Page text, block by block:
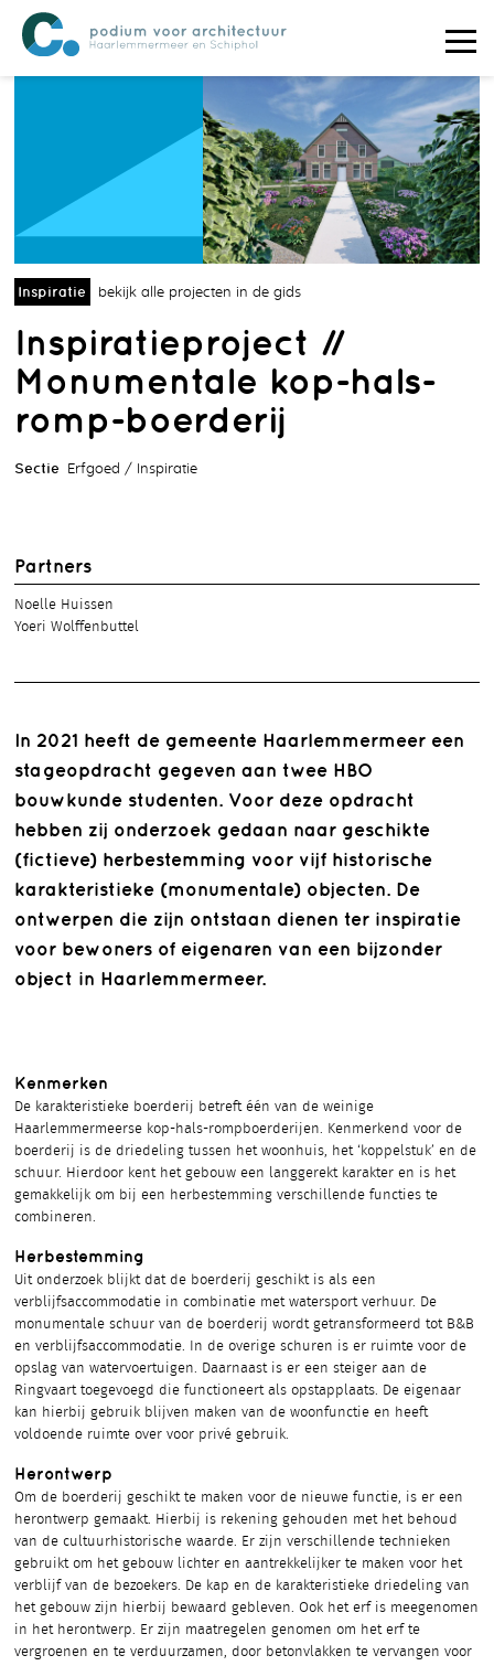
Inspiratie bekijk alle projecten in de gids
Inspiratieproject //
Monumentale kop-hals-
romp-boerderij
Sectie Erfgoed Inspiratie
Partners
Noelle Huissen
Yoeri Wolffenbuttel
In 2021 heeft de gemeente Haarlemmermeer een
stageopdracht gegeven aan twee HBO
bouwkunde studenten. Voor deze opdracht
hebben zij onderzoek gedaan naar geschikte
(fictieve) herbestemming voor vijf historische
karakteristieke (monumentale) objecten. De
ontwerpen die zijn ontstaan dienen ter inspiratie
voor bewoners of eigenaren van een bijzonder
object in Haarlemmermeer.
Kenmerken
De karakteristieke boerderij betreft één van de weinige
Haarlemmermeerse kop-hals-rompboerderijen. Kenmerkend voor de
boerderij is de driedeling tussen het woonhuis, het ‘koppelstuk’ en de
schuur. Hierdoor kent het gebouw een langgerekt karakter en is het
gemakkelijk om bij een herbestemming verschillende functies te
combineren.
Herbestemming
Uit onderzoek blijkt dat de boerderij geschikt is als een
verblijfsaccommodatie in combinatie met watersport verhuur. De
monumentale schuur van de boerderij wordt getransformeerd tot B&B
en verblijfsaccommodatie. In de overige schuren is er ruimte voor de
opslag van watervoertuigen. Daarnaast is er een steiger aan de
Ringvaart toegevoegd die functioneert als opstapplaats. De eigenaar
kan hierbij gebruik blijven maken van de woonfunctie en heeft
voldoende ruimte over voor privé gebruik.
Herontwerp
Om de boerderij geschikt te maken voor de nieuwe functie, is er een
herontwerp gemaakt. Hierbij is rekening gehouden met het behoud
van de cultuurhistorische waarde. Er zijn verschillende technieken
gebruikt om het gebouw lichter en aantrekkelijker te maken voor het
verblijf van de bezoekers. De kap en de karakteristieke driedeling van
het gebouw zijn hierbij bewaard gebleven. Ook het erf is meegenomen
in het herontwerp. Er zijn maatregelen genomen om het erf te
vergroenen en te verduurzamen, door betonvlakken te vervangen voor